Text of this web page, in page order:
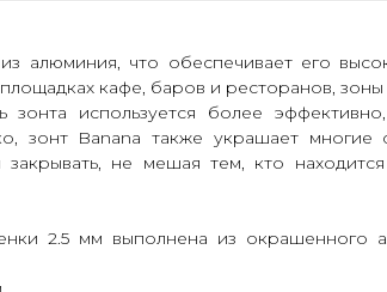
алюминия, что обеспечивает его
кафе, баров и ресторанов, зоны
используется более
зонт Banana также украшает
закрывать, не мешая тем, кто
2.5 мм выполнена из окрашенного